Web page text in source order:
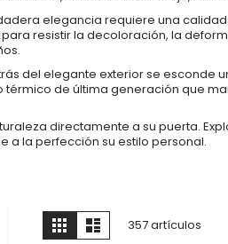
elegancia requiere una
resistir la decoloración, la
del elegante exterior se esconde
de última generación que
directamente a su puerta.
a la perfección su estilo personal.
Ver
como
ParrillaLista 357artículos